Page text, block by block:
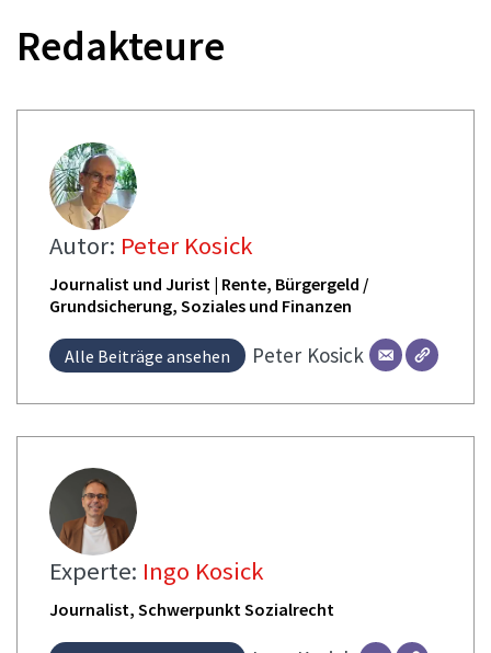
Redakteure
Autor: Peter Kosick
Journalist und Jurist | Rente, Bürgergeld /
Grundsicherung, Soziales und Finanzen
Alle Beiträge ansehen Peter Kosick
Experte: Ingo Kosick
Journalist, Schwerpunkt Sozialrecht